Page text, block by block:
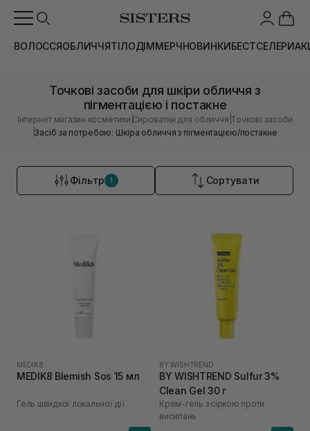
ВОЛОССЯОБЛИЧЧЯТІЛОДІММЕРЧНОВИНКИБЕСТСЕЛЕРИ
Точкові засоби для шкіри обличчя з
пігментацією і постакне
Інтернет магазин косметики |Сироватки для обличчя |Точкові засоби
|Засіб за потребою: Шкіра обличчя з пігментацією/постакне
Фільтр 1 Сортувати
MEDIK8
MEDIK8 Blemish Sos 15 мл
Гель швидкої локальної дії
BY WISHTREND
BY WISHTREND Sulfur 3%
Clean Gel 30 г
Крем-гель з сіркою проти
висипань